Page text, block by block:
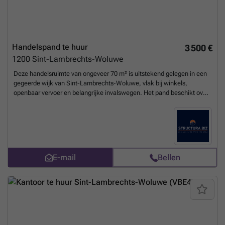
3 500 €
Handelspand te huur
1200 Sint-Lambrechts-Woluwe
Deze handelsruimte van ongeveer 70 m² is uitstekend gelegen in een
gegeerde wijk van Sint-Lambrechts-Woluwe, vlak bij winkels,
openbaar vervoer en belangrijke invalswegen. Het pand beschikt over
koffiebar, tearoom, traiteur of andere handels- en dienstverlenende
activiteiten. Een uitstekende kans om uw zaak te vestigen op een
E-mail Bellen